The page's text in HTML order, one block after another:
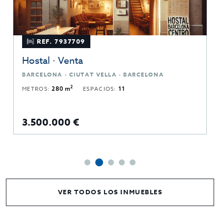
REF. 7937709
Hostal · Venta
BARCELONA · CIUTAT VELLA · BARCELONA
METROS:280 m2 ESPACIOS:11
3.500.000 €
VER TODOS LOS INMUEBLES